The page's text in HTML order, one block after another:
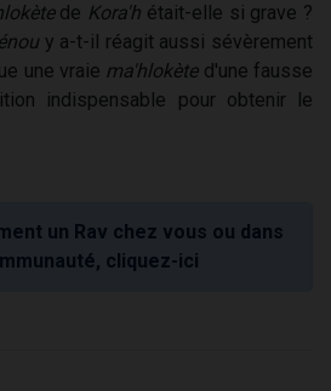
de Kora'h était-elle si grave ?
y a-t-il réagit aussi sévèrement
une vraie ma'hlokèted'une fausse
indispensable pour obtenir le
un Rav chez vous ou dans
cliquez-ici